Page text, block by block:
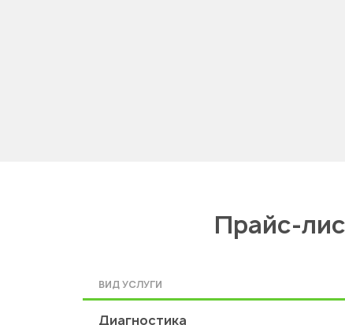
Прайс-
ВИД УСЛУГИ
Диагностика